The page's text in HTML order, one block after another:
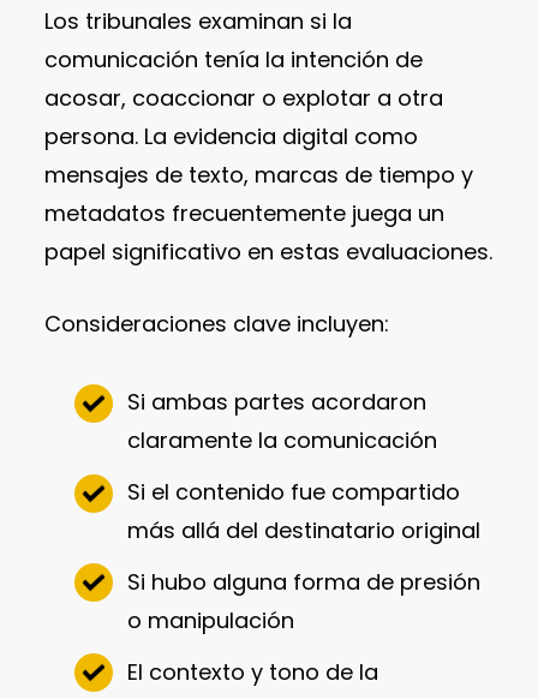
Los tribunales examinan si la
comunicación tenía la intención de
acosar, coaccionar o explotar a otra
persona. La evidencia digital como
mensajes de texto, marcas de tiempo y
metadatos frecuentemente juega un
papel significativo en estas evaluaciones.
Consideraciones clave incluyen:
Si ambas partes acordaron
claramente la comunicación
Si el contenido fue compartido
más allá del destinatario original
Si hubo alguna forma de presión
o manipulación
El contexto y tono de la